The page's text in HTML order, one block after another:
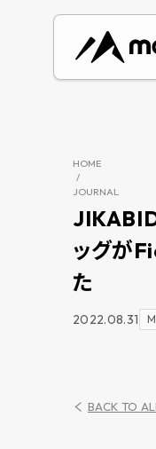
HOME
/
JOURNAL
ッグが
た
2022.08.31
BACK TO ALL